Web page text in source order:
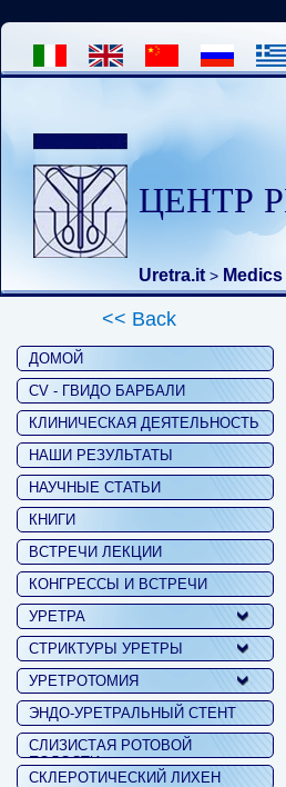
ЦЕНТР
Uretra.it > Medics
<< Back
ДОМОЙ
CV - ГВИДО БАРБАЛИ
КЛИНИЧЕСКАЯ ДЕЯТЕЛЬНОСТЬ
НАШИ РЕЗУЛЬТАТЫ
НАУЧНЫЕ СТАТЬИ
КНИГИ
ВСТРЕЧИ ЛЕКЦИИ
КОНГРЕССЫ И ВСТРЕЧИ
УРЕТРА
СТРИКТУРЫ УРЕТРЫ
УРЕТРОТОМИЯ
ЭНДО-УРЕТРАЛЬНЫЙ СТЕНТ
СЛИЗИСТАЯ РОТОВОЙ
ПОЛОСТИ
СКЛЕРОТИЧЕСКИЙ ЛИХЕН